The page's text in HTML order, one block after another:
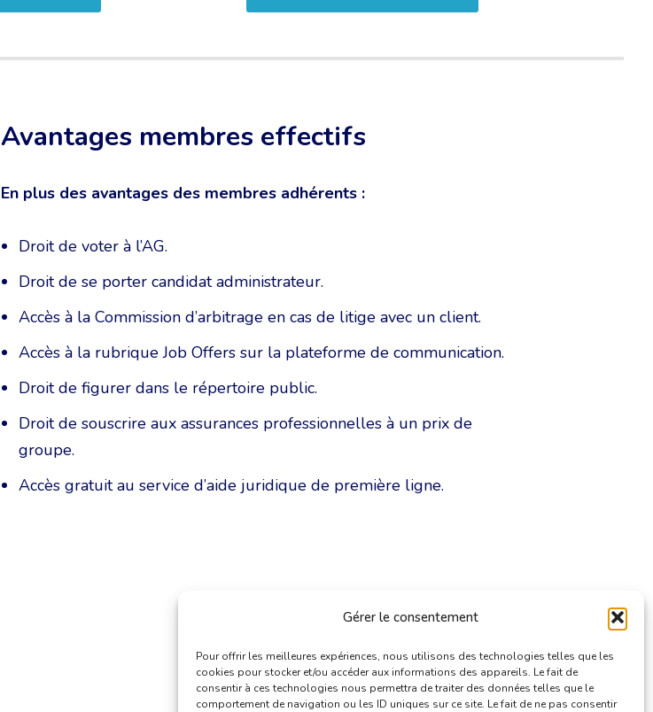
Gérer le consentement
Pour offrir les meilleures expériences, nous utilisons des technologies telles que les
cookies pour stocker et/ou accéder aux informations des appareils. Le fait de
consentir à ces technologies nous permettra de traiter des données telles que le
comportement de navigation ou les ID uniques sur ce site. Le fait de ne pas consentir
Avantages membres effectifs
En plus des avantages des membres adhérents :
Droit de voter à l’AG.
Droit de se porter candidat administrateur.
Accès à la Commission d’arbitrage en cas de litige avec un client.
Accès à la rubrique Job Offers sur la plateforme de communication.
Droit de figurer dans le répertoire public.
Droit de souscrire aux assurances professionnelles à un prix de
groupe.
Accès gratuit au service d’aide juridique de première ligne.